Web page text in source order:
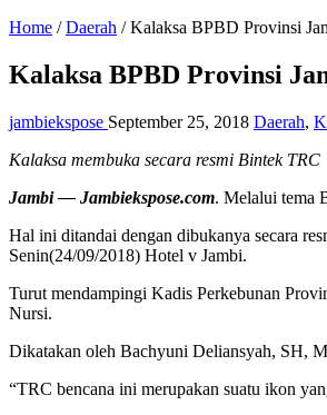
Home / Daerah / Kalaksa BPBD Provinsi
Kalaksa BPBD Provinsi
jambiekspose September 25, 2018 Daerah,
Kalaksa membuka secara resmi Bintek TRC
Jambi — Jambiekspose.com. Melalui tema
Hal ini ditandai dengan dibukanya secara
Senin(24/09/2018) Hotel v Jambi.
Turut mendampingi Kadis Perkebunan
Nursi.
Dikatakan oleh Bachyuni Deliansyah, SH,
“TRC bencana ini merupakan suatu ikon